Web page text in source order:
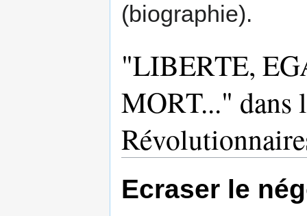
(biographie).
"LIBERTE,
MORT..." dans
Ecraser le